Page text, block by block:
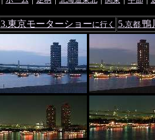
3.東京モーターショーに行く 5.京都 鴨